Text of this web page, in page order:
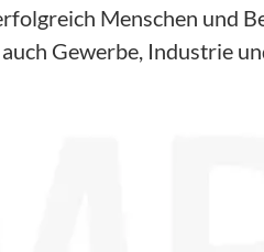
Menschen und
Gewerbe, Industrie